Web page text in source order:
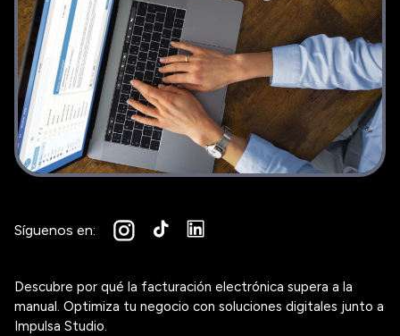
Síguenos en:
Descubre por qué la facturación electrónica supera a la
manual. Optimiza tu negocio con soluciones digitales junto a
Impulsa Studio.